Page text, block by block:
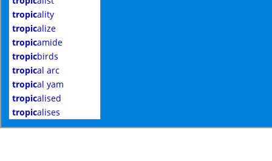
tropicality
tropicalize
tropicamide
tropicbirds
tropical arc
tropical yam
tropicalised
tropicalises